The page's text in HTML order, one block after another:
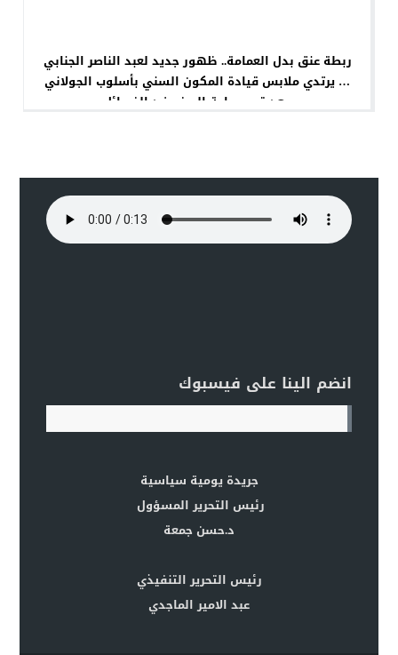
ربطة عنق بدل العمامة.. ظهور جديد لعبد الناصر الجنابي
… يرتدي ملابس قيادة المكون السني بأسلوب الجولاني
بعد قرب ساعة الصفر ضد الفصائل
انضم الينا على فيسبوك
جريدة يومية سياسية
رئيس التحرير المسؤول
د.حسن جمعة
رئيس التحرير التنفيذي
عبد الامير الماجدي